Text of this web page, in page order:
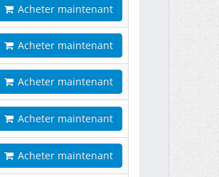
Acheter maintenant
Acheter maintenant
Acheter maintenant
Acheter maintenant
Acheter maintenant